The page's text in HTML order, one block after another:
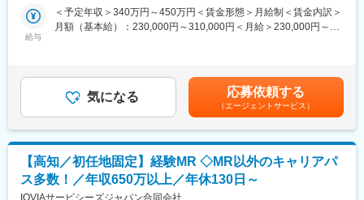
あれば担当できるようになっていただきたいと考えています。
入社後1～3か月間程度、厨房研修がございます。
厨房研修は、ご本人の希望を伺い相談しながら、実施予定です。
・施設の厨房での盛り付け・配膳・再加熱処理
・洗浄 など
既存施設のお客様に定期訪問するアドバイザーと同行し、業務整
理の提案や厨房視察などを行い、業務効率化の提案／セミナーや
既存顧客から要請があれば、派遣業務で厨房に入って業務をして
いただきます。
■担当エリア：
給与
＜予定年収＞340万円～450万円＜賃金形態＞月給制＜賃金内訳＞
月額（基本給）：230,000円～310,000円＜月給＞230,000円～
程度／年）■報奨金：年2回（6月・12月）※半期ごとの会社利益を
原資に個人業績に応じて配分賃金はあくまでも目安の金額であ
り、選考を通じて上下する可能性があります。月給(月額)は固定手
当を含めた表記です。
気になる 応募依頼する
（エージェントサービス）
【高知／初任地固定】経験MR ◇MR以外のキャリアパ
ス多数！／年収650万以上／年休130日～
IQVIAサービシーズジャパン合同会社